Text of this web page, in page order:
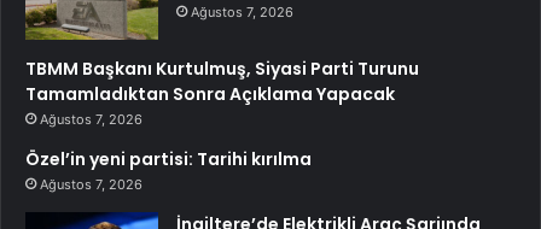
Ağustos 7, 2026
TBMM Başkanı Kurtulmuş, Siyasi Parti Turunu
Tamamladıktan Sonra Açıklama Yapacak
Ağustos 7, 2026
Özel’in yeni partisi: Tarihi kırılma
Ağustos 7, 2026
İngiltere’de Elektrikli Araç Şarjında